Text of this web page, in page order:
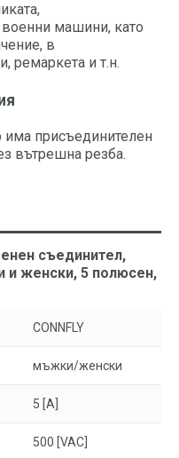
военни машини, като
в
ремаркета и т.н.
присъединителен
вътрешна резба.
съединител,
и женски, 5 полюсен,
CONNFLY
мъжки/женски
5 [A]
500 [VAC]